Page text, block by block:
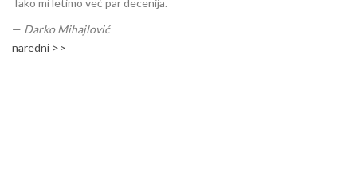
Tako mi letimo već par decenija.
— Darko Mihajlović
naredni >>